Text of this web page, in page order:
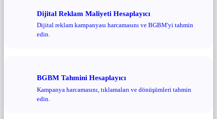
Dijital Reklam Maliyeti Hesaplayıcı
Dijital reklam kampanyası harcamasını ve BGBM'yi tahmin
edin.
BGBM Tahmini Hesaplayıcı
Kampanya harcamasını, tıklamaları ve dönüşümleri tahmin
edin.